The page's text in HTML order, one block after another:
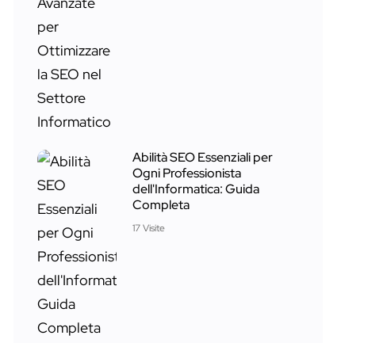
Abilità SEO Essenziali per
Ogni Professionista
dell'Informatica: Guida
Completa
17 Visite